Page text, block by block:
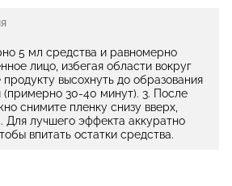
5 мл средства и равномерно
лицо, избегая области вокруг
продукту высохнуть до образования
(примерно 30-40 минут). 3. После
снимите пленку снизу вверх,
Для лучшего эффекта аккуратно
впитать остатки средства.